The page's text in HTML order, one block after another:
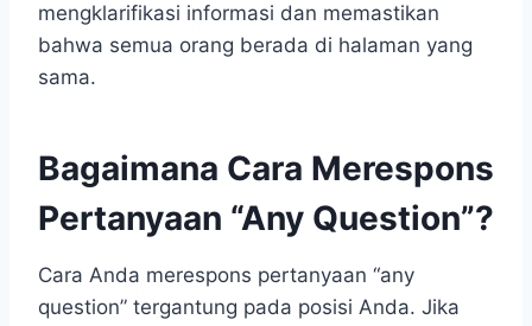
mengklarifikasi informasi dan memastikan
bahwa semua orang berada di halaman yang
sama.
Bagaimana Cara Merespons
Pertanyaan “Any Question”?
Cara Anda merespons pertanyaan “any
question” tergantung pada posisi Anda. Jika